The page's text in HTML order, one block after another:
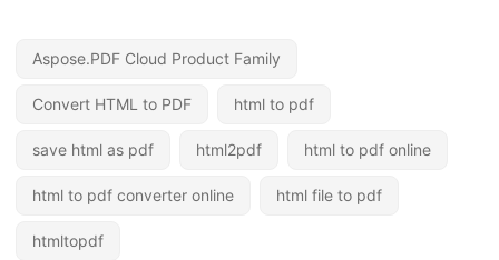
Aspose.PDF Cloud Product Family
Convert HTML to PDF html to pdf
save html as pdf html2pdf html to pdf online
html to pdf converter online html file to pdf
htmltopdf